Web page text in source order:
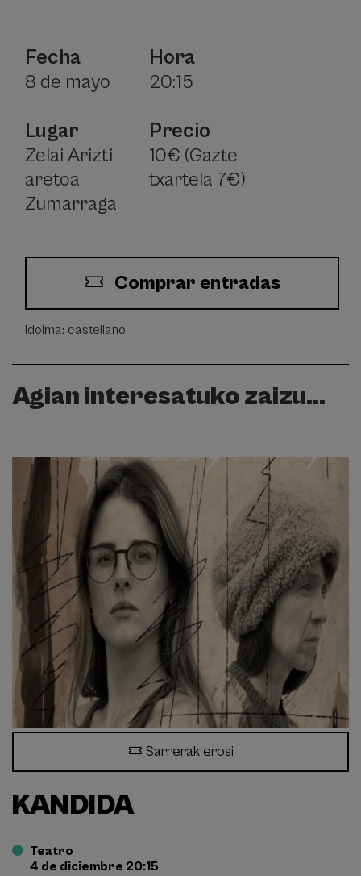
Fecha
8 de mayo
Lugar
Zelai Arizti
aretoa
Zumarraga
Hora
20:15
Precio
10€ (Gazte
txartela 7€)
Comprar entradas
Idoima: castellano
Agian interesatuko zaizu...
Sarrerak erosi
KANDIDA
Teatro
4 de diciembre 20:15